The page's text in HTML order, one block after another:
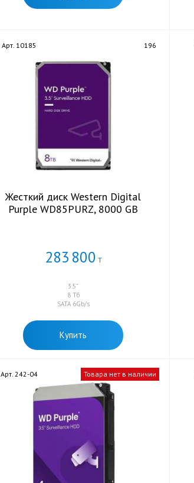
Арт. 10185 196
Жесткий диск Western Digital
Purple WD85PURZ, 8000 GB
283 800 Т
3.5"
8 Тб
SATA 6Gb/s
Купить
Арт. 242-04 Товара нет в наличии